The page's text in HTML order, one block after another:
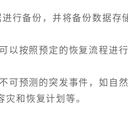
行备份，并将备份数据存
以按照预定的恢复流程进
可预测的突发事件，如自
和恢复计划等。